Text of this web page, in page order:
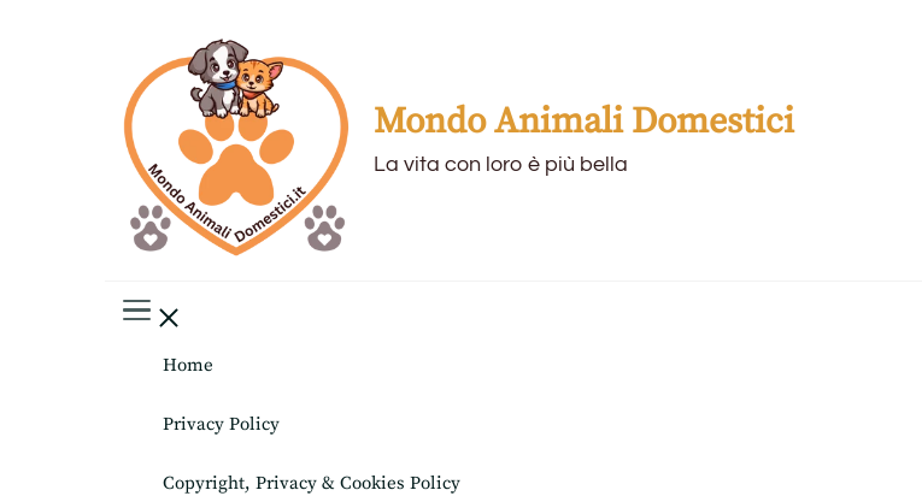
Mondo Animali Domestici
La vita con loro è più bella
Home
Privacy Policy
Copyright, Privacy & Cookies Policy